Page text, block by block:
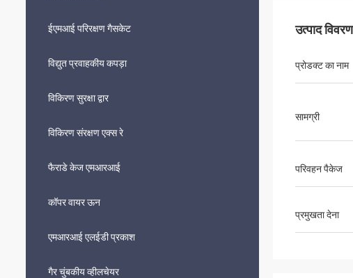
ईएमआई परिरक्षण गैसकेट
विद्युत प्रवाहकीय कपड़ा
विकिरण सुरक्षा द्वार
विकिरण संरक्षण एक्स रे
फैराडे केज एमआरआई
कॉपर वायर ऊन
एमआरआई एलईडी प्रकाश
गैर चुंबकीय व्हीलचेयर
उत्पाद विवरण
प्रोडक्ट का नाम
सामग्री
परिवहन पैकेज
प्रमुखता देना